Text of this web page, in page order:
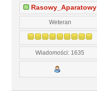
Rasowy_Aparatowy
Weteran
Wiadomości: 1635